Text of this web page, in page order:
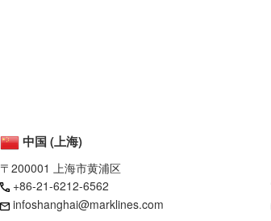
中国 (上海)
〒200001 上海市黄浦区
+86-21-6212-6562
infoshanghai@marklines.com